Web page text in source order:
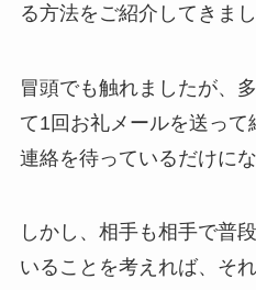
る方法をご紹介してきまし
冒頭でも触れましたが、
て1回お礼メールを送って
連絡を待っているだけにな
しかし、相手も相手で普
いることを考えれば、そ